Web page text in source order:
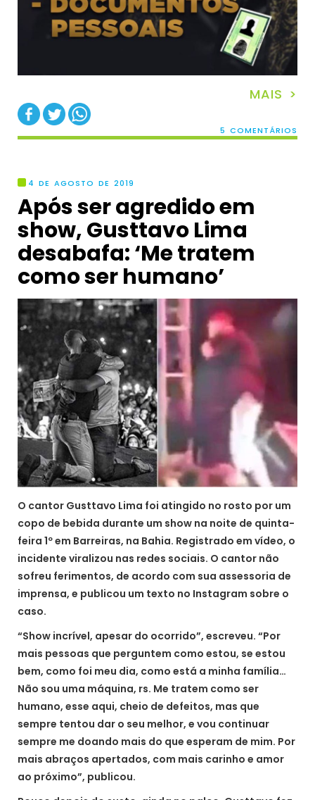
MAIS >
5 COMENTÁRIOS
4 DE AGOSTO DE 2019
Após ser agredido em
show, Gusttavo Lima
desabafa: ‘Me tratem
como ser humano’
O cantor Gusttavo Lima foi atingido no rosto por um
copo de bebida durante um show na noite de quinta-
feira 1º em Barreiras, na Bahia. Registrado em vídeo, o
incidente viralizou nas redes sociais. O cantor não
sofreu ferimentos, de acordo com sua assessoria de
imprensa, e publicou um texto no Instagram sobre o
caso.
“Show incrível, apesar do ocorrido”, escreveu. “Por
mais pessoas que perguntem como estou, se estou
bem, como foi meu dia, como está a minha família…
Não sou uma máquina, rs. Me tratem como ser
humano, esse aqui, cheio de defeitos, mas que
sempre tentou dar o seu melhor, e vou continuar
sempre me doando mais do que esperam de mim. Por
mais abraços apertados, com mais carinho e amor
ao próximo”, publicou.